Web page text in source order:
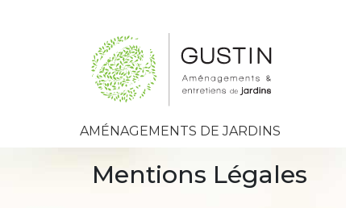
AMÉNAGEMENTS DE JARDINS
Mentions Légales